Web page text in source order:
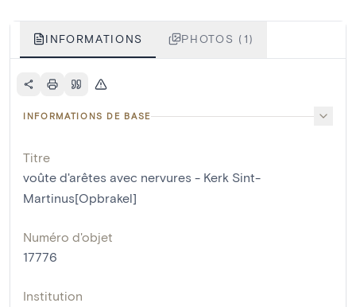
INFORMATIONS PHOTOS (1)
INFORMATIONS DE BASE
Titre
voûte d'arêtes avec nervures - Kerk Sint-
Martinus[Opbrakel]
Numéro d'objet
17776
Institution